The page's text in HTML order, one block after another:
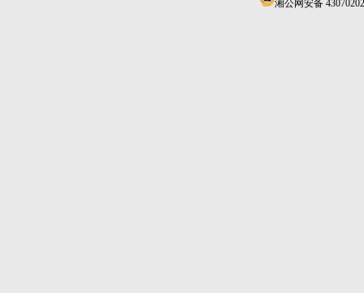
湘公网安备